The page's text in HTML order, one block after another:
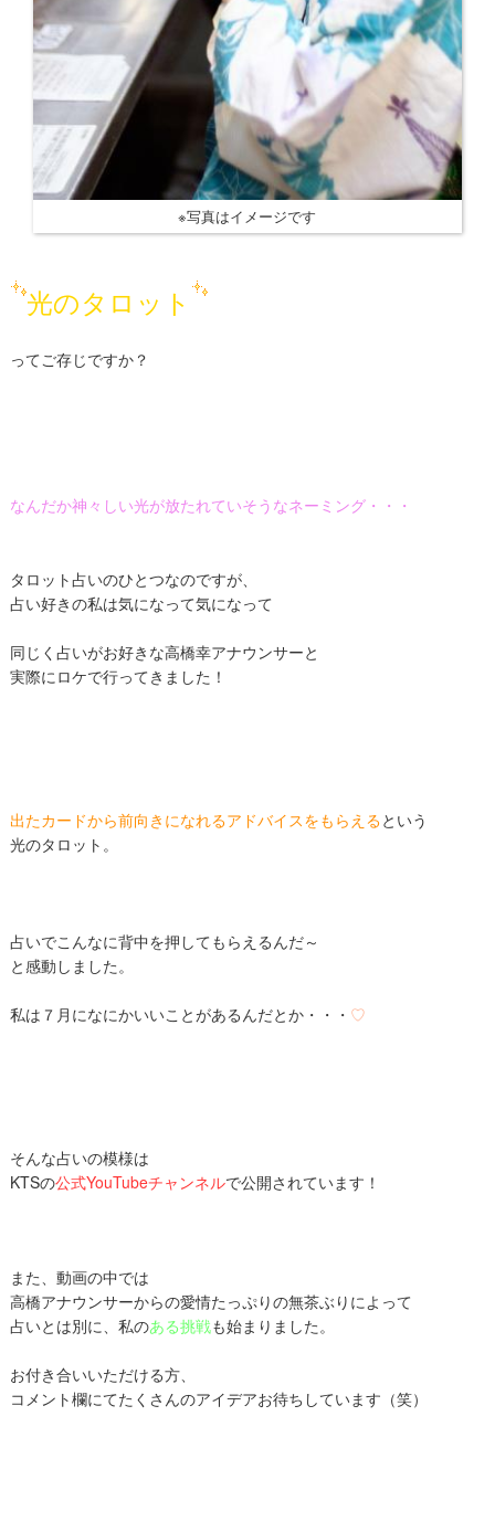
※写真はイメージです
光のタロット
ってご存じですか？
なんだか神々しい光が放たれていそうなネーミング・・・
タロット占いのひとつなのですが、
占い好きの私は気になって気になって
同じく占いがお好きな高橋幸アナウンサーと
実際にロケで行ってきました！
出たカードから前向きになれるアドバイスをもらえるという
光のタロット。
占いでこんなに背中を押してもらえるんだ～
と感動しました。
私は７月になにかいいことがあるんだとか・・・ ♡
そんな占いの模様は
KTSの公式YouTubeチャンネルで公開されています！
また、動画の中では
高橋アナウンサーからの愛情たっぷりの無茶ぶりによって
占いとは別に、私のある挑戦も始まりました。
お付き合いいただける方、
コメント欄にてたくさんのアイデアお待ちしています（笑）